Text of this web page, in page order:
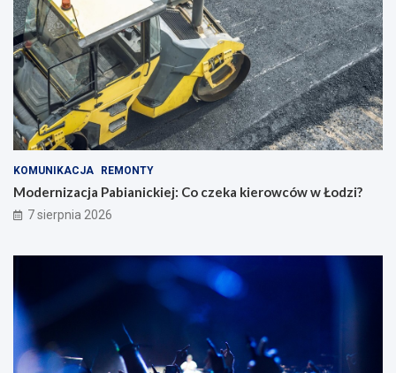
KOMUNIKACJA REMONTY
Modernizacja Pabianickiej: Co czeka kierowców w Łodzi?
7 sierpnia 2026